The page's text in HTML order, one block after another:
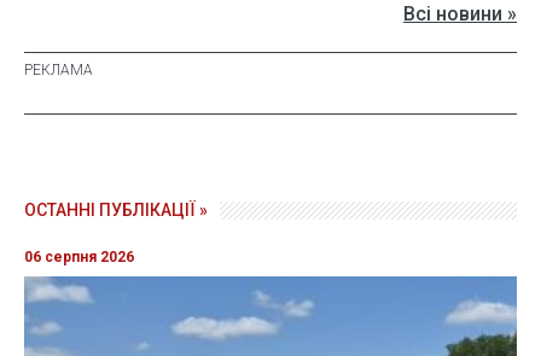
Всі новини »
ОСТАННІ ПУБЛІКАЦІЇ »
06 серпня 2026